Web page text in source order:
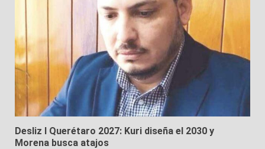
Desliz I Querétaro 2027: Kuri diseña el 2030 y
Morena busca atajos